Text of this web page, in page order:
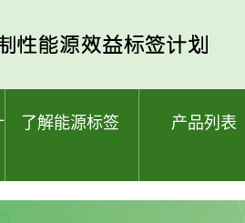
了解能源标签 产品列表